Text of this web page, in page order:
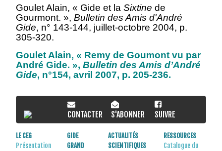
Goulet Alain, « Gide et la Sixtine de
Gourmont. », Bulletin des Amis d'André
Gide, n° 143-144, juillet-octobre 2004, p.
305-320.
Goulet Alain, « Remy de Goumont vu par
André Gide. », Bulletin des Amis d’André
Gide, n°154, avril 2007, p. 205-236.
CONTACTER S'ABONNER SUIVRE
LE CEG
Présentation
GIDE
GRAND
ACTUALITÉS
SCIENTIFIQUES
RESSOURCES
Catalogue du